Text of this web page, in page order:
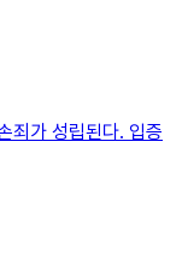
죄가 성립된다. 입증